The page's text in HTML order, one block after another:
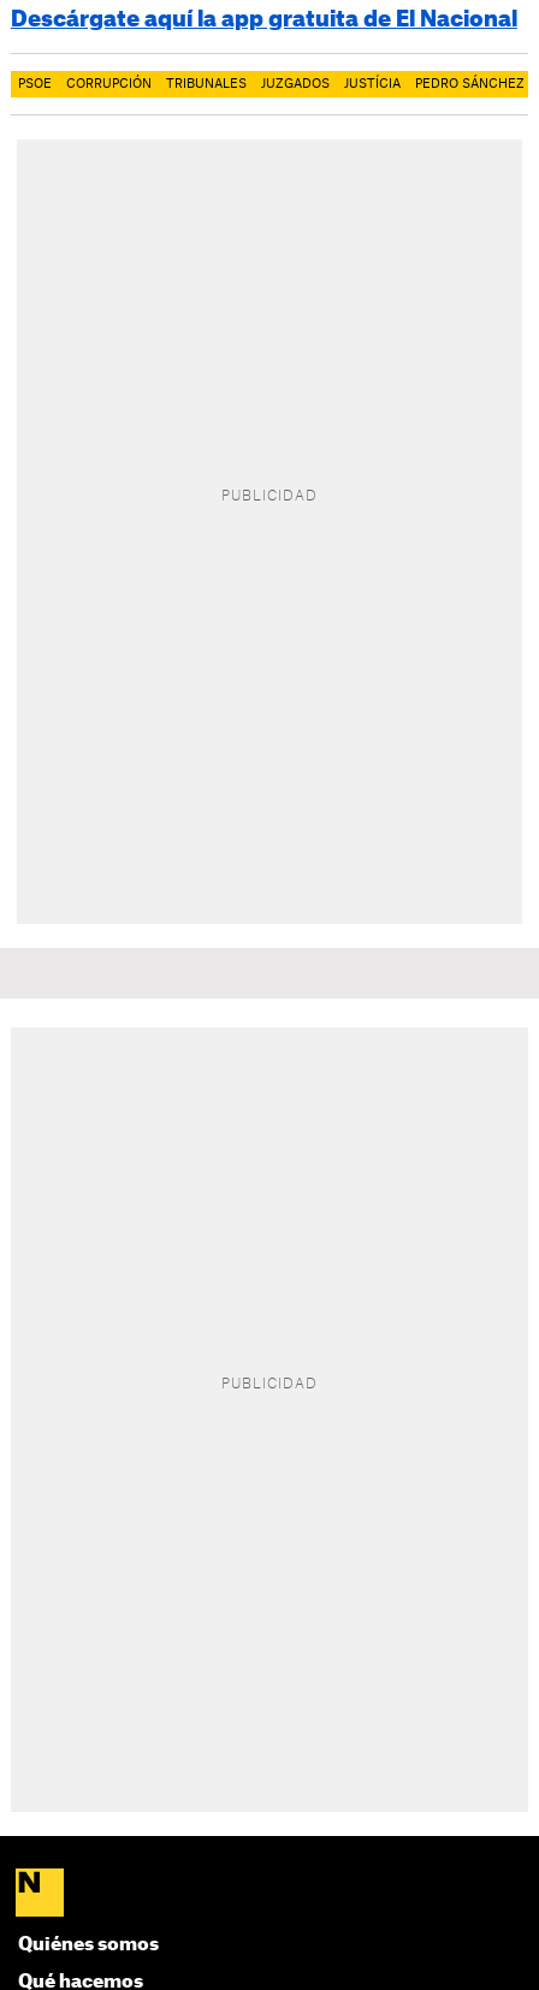
Descárgate aquí la app gratuita de El Nacional
PSOE CORRUPCIÓN TRIBUNALES JUZGADOS JUSTÍCIA PEDRO SÁNCHEZ
Quiénes somos
Qué hacemos